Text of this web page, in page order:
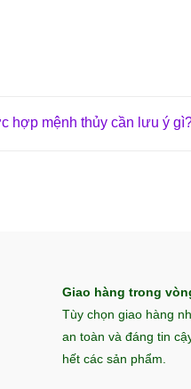
hợp mệnh thủy cần lưu ý
Giao hàng trong
Tùy chọn giao hàng
an toàn và đáng tin
hết các sản phẩm.